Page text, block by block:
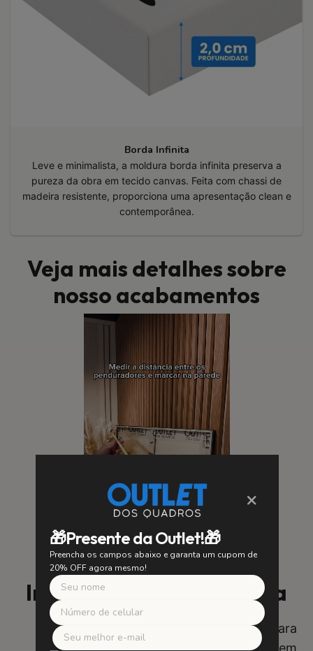
×
🎁Presente da Outlet!🎁
Preencha os campos abaixo e garanta um cupom de
20% OFF agora mesmo!
Borda Infinita
Leve e minimalista, a moldura borda infinita preserva a
pureza da obra em tecido canvas. Feita com chassi de
madeira resistente, proporciona uma apresentação clean e
contemporânea.
Veja mais detalhes sobre
nosso acabamentos
Instalação Fácil e Segura
SUA SEGURANÇA É NOSSA PRIORIDADE
Utilizamos suportes de alta qualidade para
garantir uma instalação fácil e segura, sem